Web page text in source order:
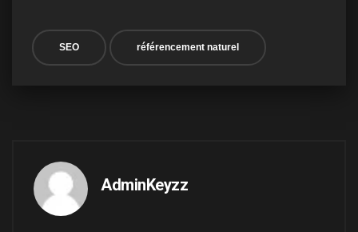
SEO référencement naturel
AdminKeyzz